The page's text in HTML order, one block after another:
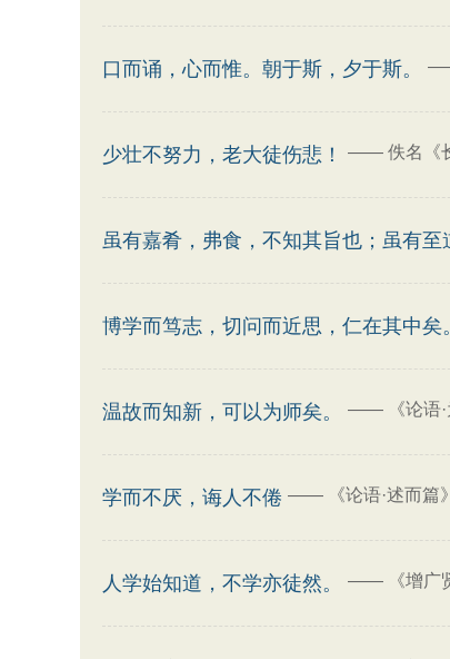
口而诵，心而惟。朝于斯，夕于斯。
少壮不努力，老大徒伤悲！ —— 佚名《
虽有嘉肴，弗食，不知其旨也；虽有至
博学而笃志，切问而近思，仁在其中矣。
温故而知新，可以为师矣。 —— 《论语
学而不厌，诲人不倦 —— 《论语·述而篇》
人学始知道，不学亦徒然。 —— 《增广